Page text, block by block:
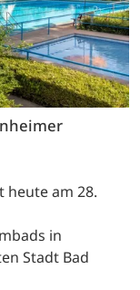
heute am 28.
in
Stadt Bad